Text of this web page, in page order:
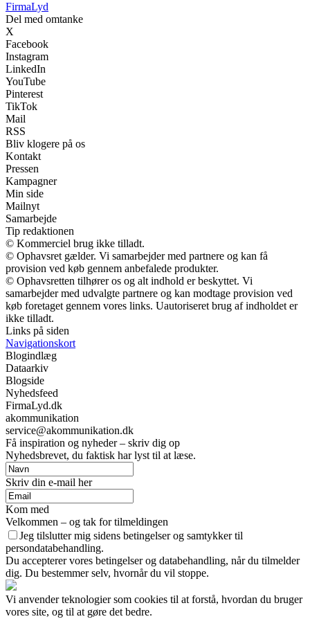
FirmaLyd
Del med omtanke
X
Facebook
Instagram
LinkedIn
YouTube
Pinterest
TikTok
Mail
RSS
Bliv klogere på os
Kontakt
Pressen
Kampagner
Min side
Mailnyt
Samarbejde
Tip redaktionen
© Kommerciel brug ikke tilladt.
© Ophavsret gælder. Vi samarbejder med partnere og kan få
provision ved køb gennem anbefalede produkter.
© Ophavsretten tilhører os og alt indhold er beskyttet. Vi
samarbejder med udvalgte partnere og kan modtage provision ved
køb foretaget gennem vores links. Uautoriseret brug af indholdet er
ikke tilladt.
Links på siden
Navigationskort
Blogindlæg
Dataarkiv
Blogside
Nyhedsfeed
FirmaLyd.dk
akommunikation
service@akommunikation.dk
Få inspiration og nyheder – skriv dig op
Nyhedsbrevet, du faktisk har lyst til at læse.
Skriv din e-mail her
Kom med
Velkommen – og tak for tilmeldingen
Jeg tilslutter mig sidens betingelser og samtykker til
persondatabehandling.
Du accepterer vores betingelser og databehandling, når du tilmelder
dig. Du bestemmer selv, hvornår du vil stoppe.
Vi anvender teknologier som cookies til at forstå, hvordan du bruger
vores site, og til at gøre det bedre.